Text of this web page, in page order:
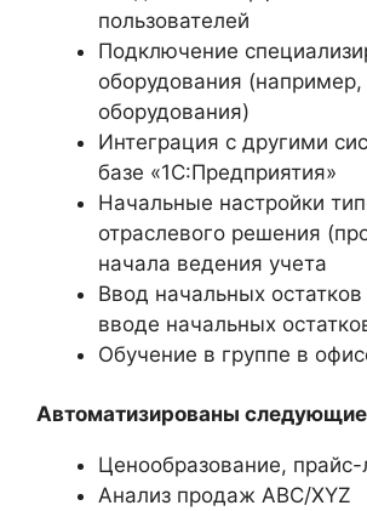
пользователей
Подключение
оборудования (например,
оборудования)
Интеграция с другими
базе «1С:Предприятия»
Начальные настройки
отраслевого решения
начала ведения учета
Ввод начальных
вводе начальных
Обучение в группе в
Автоматизированы
Ценообразование,
Анализ продаж ABC/XYZ